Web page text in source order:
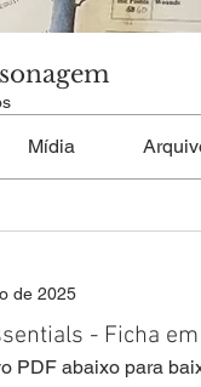
Mídia
de 2025
- Ficha
PDF abaixo para